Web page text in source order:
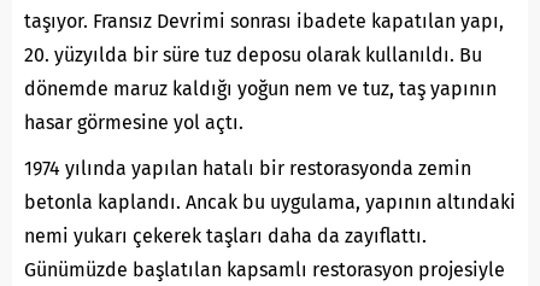
taşıyor. Fransız Devrimi sonrası ibadete kapatılan yapı,
20. yüzyılda bir süre tuz deposu olarak kullanıldı. Bu
dönemde maruz kaldığı yoğun nem ve tuz, taş yapının
hasar görmesine yol açtı.
1974 yılında yapılan hatalı bir restorasyonda zemin
betonla kaplandı. Ancak bu uygulama, yapının altındaki
nemi yukarı çekerek taşları daha da zayıflattı.
Günümüzde başlatılan kapsamlı restorasyon projesiyle